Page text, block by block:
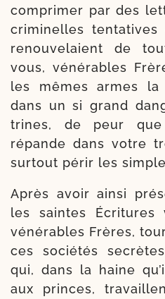
com­pri­mer par des
cri­mi­nelles
renou­ve­laient de
vous, véné­rables
les mêmes armes la
dans un si grand
trines, de peur
répande dans votre
sur­tout périr les
Après avoir ain­si
les saintes Écritures
véné­rables Frères,
ces socié­tés
qui, dans la haine
aux princes,